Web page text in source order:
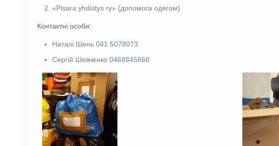
«Pisara yhdistys ry» (допомога одягом)
Контактні особи:
Наталі Шень 041 5078073
Сергій Шевченко 0468845668